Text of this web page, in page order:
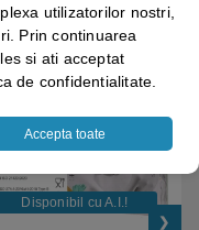
Disponibil cu A.I.​!
utilizatorilor nostri,
Prin continuarea
si ati acceptat
de confidentialitate.
Accepta toate